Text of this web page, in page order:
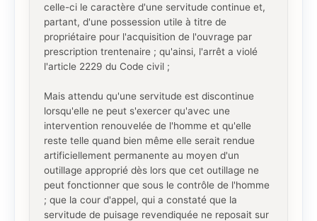
celle-ci le caractère d'une servitude continue et,
partant, d'une possession utile à titre de
propriétaire pour l'acquisition de l'ouvrage par
prescription trentenaire ; qu'ainsi, l'arrêt a violé
l'article 2229 du Code civil ;
Mais attendu qu'une servitude est discontinue
lorsqu'elle ne peut s'exercer qu'avec une
intervention renouvelée de l'homme et qu'elle
reste telle quand bien même elle serait rendue
artificiellement permanente au moyen d'un
outillage approprié dès lors que cet outillage ne
peut fonctionner que sous le contrôle de l'homme
; que la cour d'appel, qui a constaté que la
servitude de puisage revendiquée ne reposait sur